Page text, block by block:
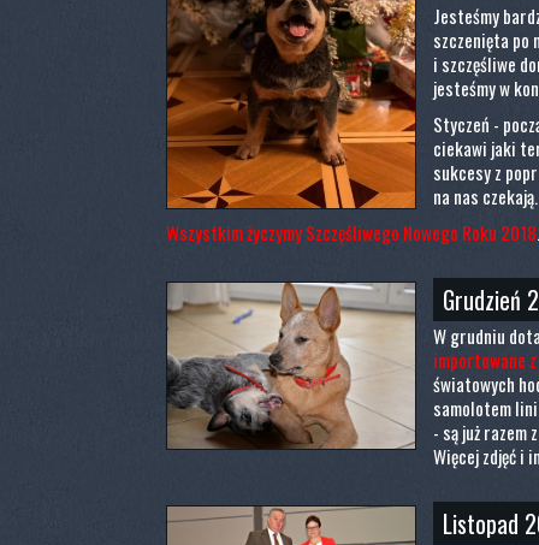
Jesteśmy
szczenięta po
i szczęśliwe
jesteśmy w
Styczeń -
ciekawi jaki
sukcesy z
na nas
Wszystkim życzymy Szczęśliwego Nowego Roku 2018
Grudzień
W grudniu
importowane z
światowych
samolotem
- są już razem
Więcej zdjęć i
Listopad